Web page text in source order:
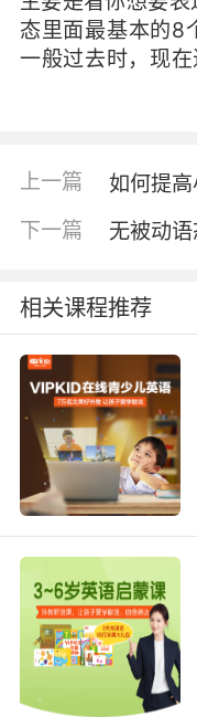
态里面最基本的8
一般过去时，现
来时，过去将来
明： 1.The
is from Nanjing
授来自南京大学。
Nanjing
京大学。（该从句
3.The professor
from Nanjing
自南京大学。（
归根到底，在英
句之间的时态的根
和所要表达的意思
的情况下，在写
之间的相互关系，
上一篇 如何提
下一篇 无被动
相关课程推荐